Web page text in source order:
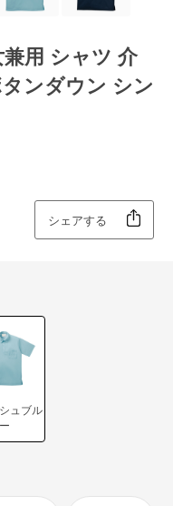
兼用 シャツ 介
ンダウン シン
シェアする
ュブル
ー